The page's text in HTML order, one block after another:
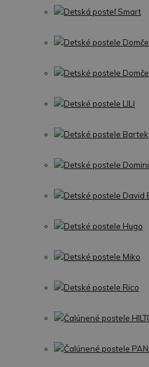
Detská posteľ Smart
Detské postele
Detské postele
Detské postele LILI
Detské postele Bartek
Detské postele
Detské postele David
Detské postele Hugo
Detské postele Miko
Detské postele Rico
Čalúnené postele
Čalúnené postele